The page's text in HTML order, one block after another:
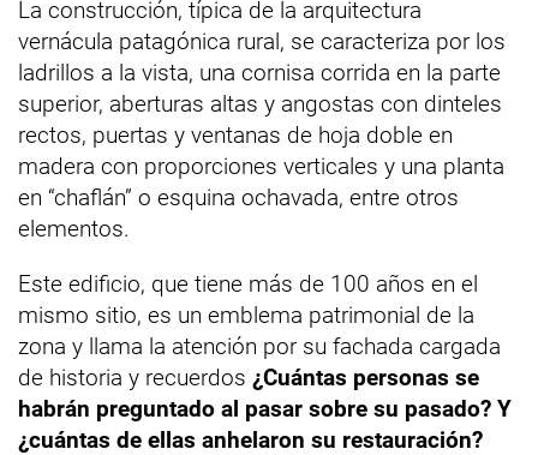
La construcción, típica de la arquitectura
vernácula patagónica rural, se caracteriza por los
ladrillos a la vista, una cornisa corrida en la parte
superior, aberturas altas y angostas con dinteles
rectos, puertas y ventanas de hoja doble en
madera con proporciones verticales y una planta
en “chaflán” o esquina ochavada, entre otros
elementos.
Este edificio, que tiene más de 100 años en el
mismo sitio, es un emblema patrimonial de la
zona y llama la atención por su fachada cargada
de historia y recuerdos ¿Cuántas personas se
habrán preguntado al pasar sobre su pasado? Y
¿cuántas de ellas anhelaron su restauración?